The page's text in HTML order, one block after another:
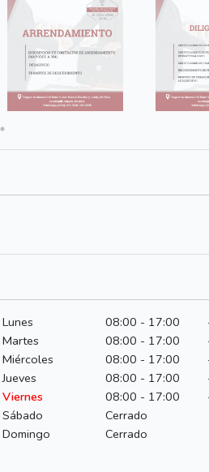
Lunes 08:00 - 17:00
Martes
08:00 - 17:00
Miércoles
08:00 - 17:00
Jueves
08:00 - 17:00
Viernes
08:00 - 17:00
Sábado
Cerrado
Domingo
Cerrado